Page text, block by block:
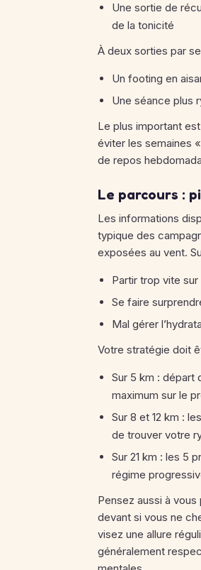
Une sortie de
de la tonicité
À deux sorties par
Un footing en
Une séance plus
Le plus important
éviter les semaines
de repos
Le parcours :
Les informations
typique des
exposées au vent.
Partir trop vite
Se faire
Mal gérer
Votre stratégie doit
Sur 5 km : départ
maximum sur le
Sur 8 et 12 km :
de trouver votre
Sur 21 km : les 5
régime
Pensez aussi à
devant si vous ne
visez une allure
généralement